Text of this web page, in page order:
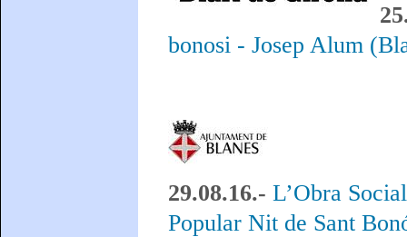
bonosi - Josep Alum
29.08.16.- L’Obra
Popular Nit de Sant